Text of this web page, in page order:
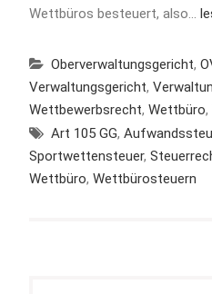
Wettbüros besteuert, also…
Oberverwaltungsgericht,
Verwaltungsgericht,
Wettbewerbsrecht, Wettbüro,
Art 105 GG,
Sportwettensteuer,
Wettbüro, Wettbürosteuern